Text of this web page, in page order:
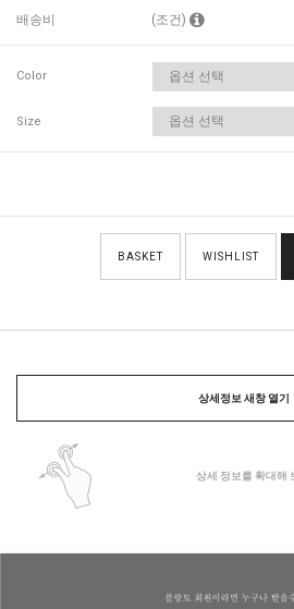
배송비 (조건)
Color
Size
BASKET WISHLIST
상세정보 새창 열기
상세 정보를 확대해